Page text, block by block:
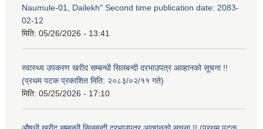
Naumule-01, Dailekh" Second time publication date: 2083-
02-12
मिति: 05/26/2026 - 13:41
स्वास्थ्य उपकरण खरीद सम्बन्धी सिलबन्दी दरभाउपत्र आव्हानको सूचना !!
(प्रथम पटक प्रकाशित मिति: २०८३/०२/११ गते)
मिति: 05/25/2026 - 17:10